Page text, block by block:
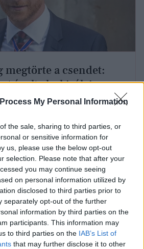
My Personal Information
the sale, sharing to third parties, or
or sensitive information for
us, please use the below opt-out
selection. Please note that after your
you may continue seeing
on personal information utilized by
disclosed to third parties prior to
separately opt-out of the further
information by third parties on the
participants. This information may
to third parties on the IAB’s List of
that may further disclose it to other
megtörte a csendet:
árult el a királyi
kapcsolatáról
során így fogalmazott:„Az
mennyi ideje van még
A kijelentés sokak
különösen a jelenlegi
az ország épp a II. világháború
király pedig daganatos
udvari forrás így fogalmazott:
ember és jó ember. A
alapvetés. De hogyan lehet
év eseményeit, amikor újra és